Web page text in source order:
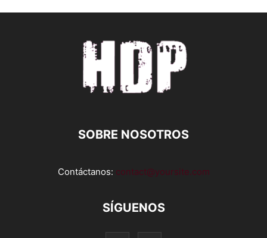
SOBRE NOSOTROS
Contáctanos: contact@yoursite.com
SÍGUENOS